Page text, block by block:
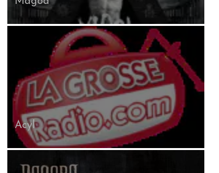
Acyl